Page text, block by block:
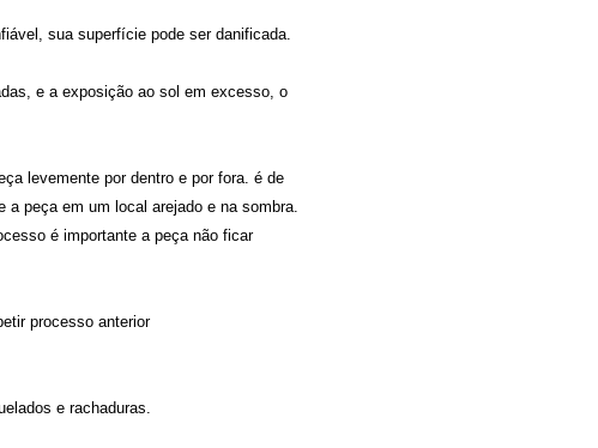
sua superfície pode ser danificada.
e a exposição ao sol em excesso, o
levemente por dentro e por fora. é de
a peça em um local arejado e na sombra.
é importante a peça não ficar
processo anterior
e rachaduras.